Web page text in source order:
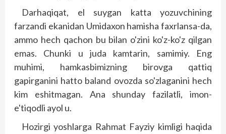
Darhaqiqat, el suygan katta yozuvchining
farzandi ekanidan Umidaxon hamisha faxrlansa-da,
ammo hech qachon bu bilan o'zini ko'z-ko'z qilgan
emas. Chunki u juda kamtarin, samimiy. Eng
muhimi, hamkasbimizning birovga qattiq
gapirganini hatto baland ovozda so'zlaganini hech
kim eshitmagan. Ana shunday fazilatli, imon-
e'tiqodli ayol u.
Hozirgi yoshlarga Rahmat Fayziy kimligi haqida